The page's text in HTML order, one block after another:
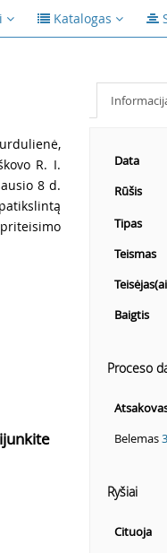
Katalogas
R. I.
8 d.
Data
Rūšis
Tipas
Teismas
Baigtis
Proceso
Belemas
Ryšiai
Cituoja